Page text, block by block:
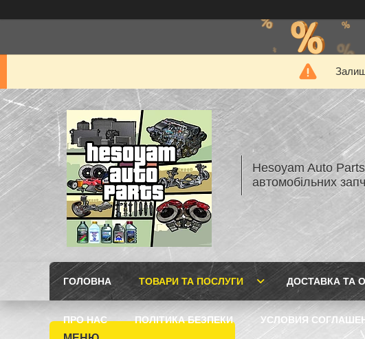
Hesoyam Auto
автомобільних
ГОЛОВНА ТОВАРИ ТА ПОСЛУГИ ДОСТАВКА ТА
ПРО НАС ПОЛІТИКА БЕЗПЕКИ УСЛОВИЯ